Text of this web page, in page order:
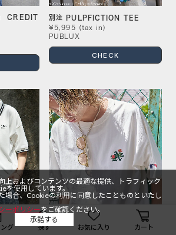
CREDIT
別注 PULPFICTION TEE
¥5,995 (tax in)
PUBLUX
CHECK
グ 探す お気に入り カート
上およびコンテンツの最適な提供、トラフィック
を使用しています。
場合、Cookieの利用に同意したことものといたし
ーポリシーをご確認ください。
承諾する